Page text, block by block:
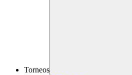
Torneos